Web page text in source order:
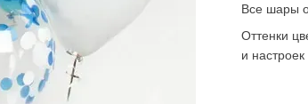
Все шары
Оттенки
и настроек